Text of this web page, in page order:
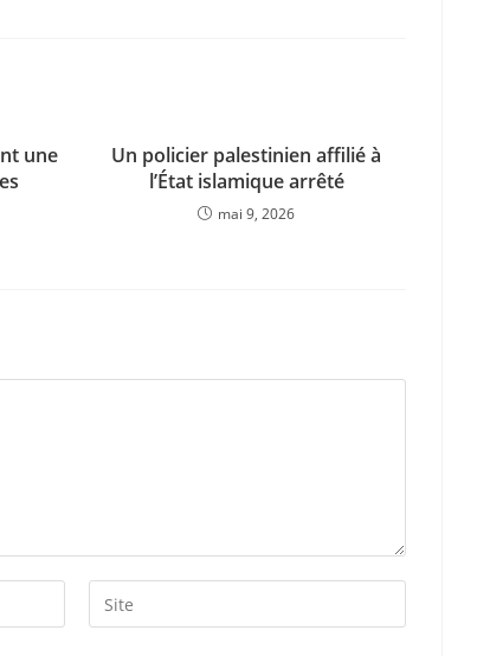
une
Un policier palestinien affilié à
l’État islamique arrêté
mai 9, 2026